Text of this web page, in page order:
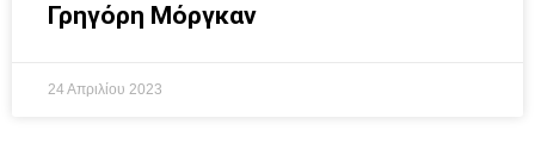
Γρηγόρη Μόργκαν
24 Απριλίου 2023